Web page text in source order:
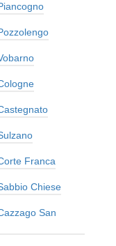
Franca
Chiese
San